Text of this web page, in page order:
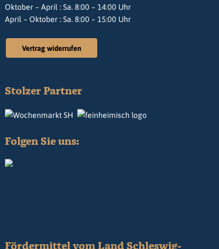
Oktober – April : Sa. 8:00 – 14:00 Uhr
April – Oktober : Sa. 8:00 – 15:00 Uhr
Vertrag widerrufen
Stolzer Partner
Folgen Sie uns:
Fördermittel vom Land Schleswig-